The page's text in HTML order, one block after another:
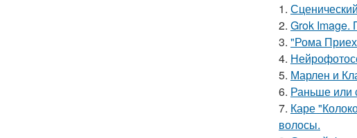
1.
2. Grok Image.
3. "Рома
4.
5. Марлен и
6. Раньше или
7. Каре
волосы.